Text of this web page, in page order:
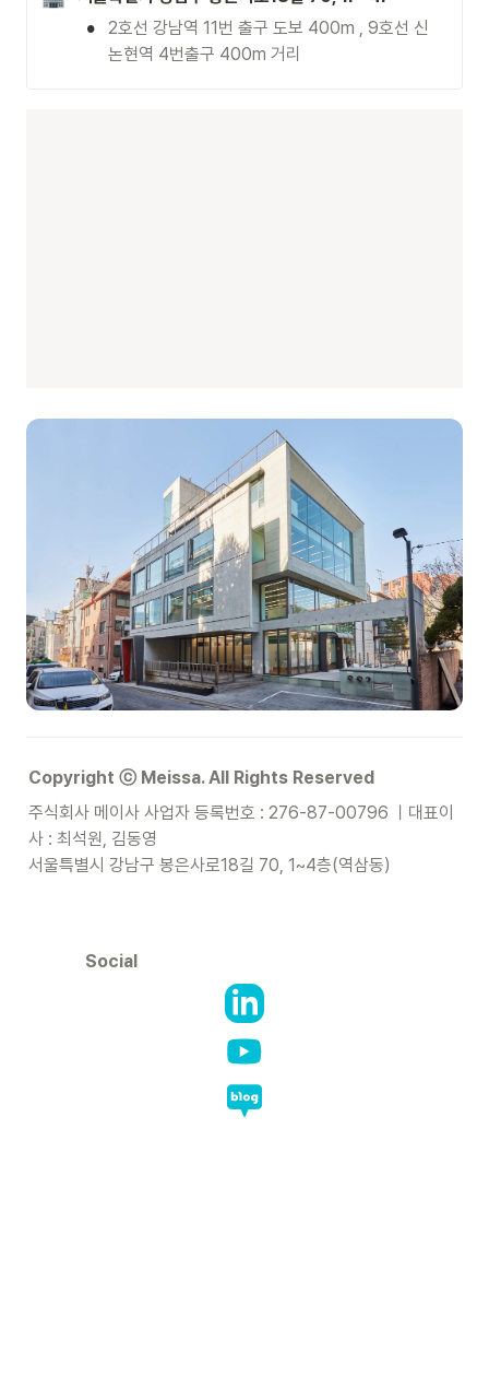
•
2호선 강남역 11번 출구 도보 400m , 9호선 신
논현역 4번출구 400m 거리
Copyright ⓒ Meissa. All Rights Reserved
주식회사 메이사 사업자 등록번호 : 276-87-00796 ㅣ대표이
사 : 최석원, 김동영
서울특별시 강남구 봉은사로18길 70, 1~4층(역삼동)
             Social